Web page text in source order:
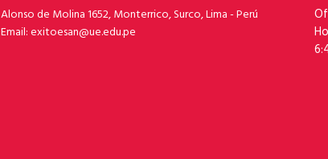
Alonso de Molina 1652, Monterrico, Surco, Lima - Perú
Email: exitoesan@ue.edu.pe